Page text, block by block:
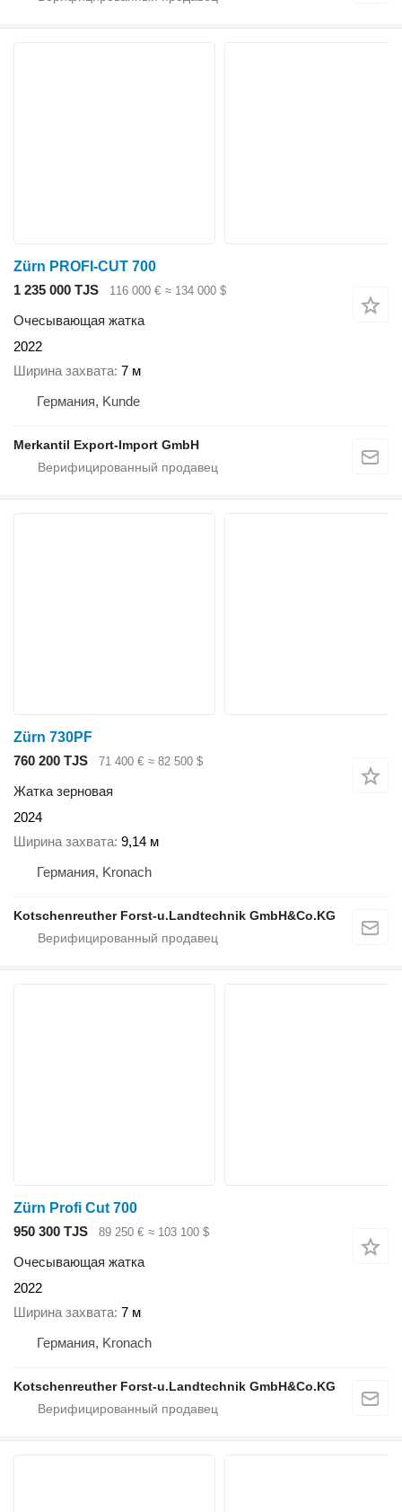
Zürn PROFI-CUT 700
1 235 000 TJS
116 000 € ≈ 134 000 $
Очесывающая жатка
2022
Ширина захвата 7 м
Германия, Kunde
Merkantil Export-Import GmbH
Zürn 730PF
760 200 TJS
71 400 € ≈ 82 500 $
Жатка зерновая
2024
Ширина захвата 9,14 м
Германия, Kronach
Kotschenreuther Forst-u.Landtechnik GmbH&Co.KG
Zürn Profi Cut 700
950 300 TJS
89 250 € ≈ 103 100 $
Очесывающая жатка
2022
Ширина захвата 7 м
Германия, Kronach
Kotschenreuther Forst-u.Landtechnik GmbH&Co.KG